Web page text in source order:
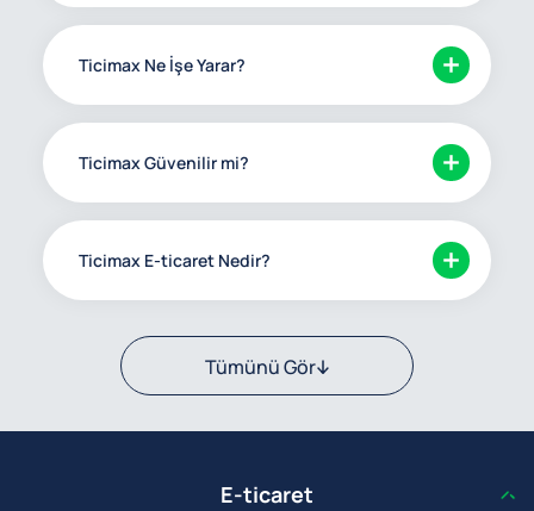
Ticimax Ne İşe Yarar?
Ticimax Güvenilir mi?
Ticimax E-ticaret Nedir?
Tümünü Gör
E-ticaret